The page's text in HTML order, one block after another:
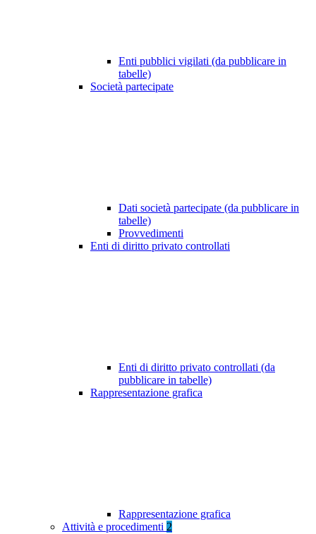
Enti pubblici vigilati (da pubblicare in
tabelle)
Società partecipate
Dati società partecipate (da pubblicare in
tabelle)
Provvedimenti
Enti di diritto privato controllati
Enti di diritto privato controllati (da
pubblicare in tabelle)
Rappresentazione grafica
Rappresentazione grafica
Attività e procedimenti 2